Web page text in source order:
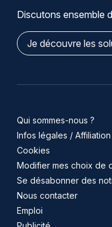
Discutons ensemble
Je découvre les
Qui sommes-nous ?
Infos légales / Affiliation
Cookies
Modifier mes choix de
Se désabonner des
Nous contacter
Emploi